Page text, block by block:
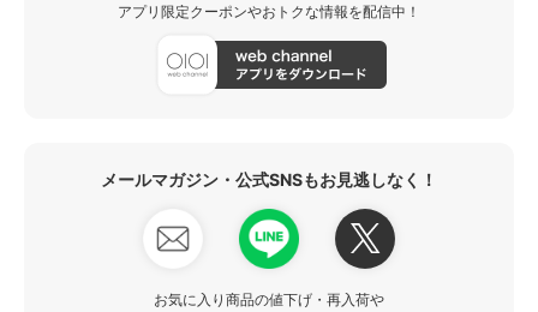
アプリ限定クーポンやおトクな情報を配信中！
メールマガジン・公式SNSもお見逃しなく！
お気に入り商品の値下げ・再入荷や